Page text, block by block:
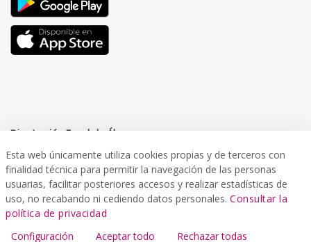
Diputación Foral de Álava
Departamento de Infraestructuras Viarias y Movilidad
Servicio de Movilidad y Transportes
Esta web únicamente utiliza cookies propias y de terceros con
finalidad técnica para permitir la navegación de las personas
usuarias, facilitar posteriores accesos y realizar estadísticas de
uso, no recabando ni cediendo datos personales. Consultar la
política de privacidad
Configuración
Aceptar todo Rechazar todas